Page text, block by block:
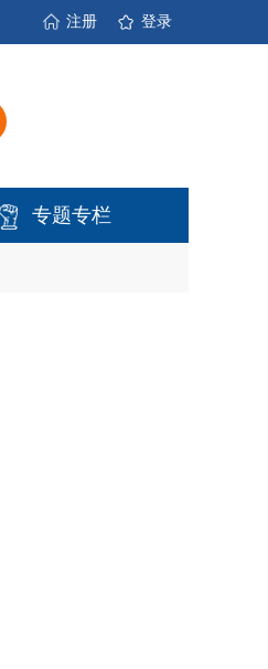
登录
注册
专题专栏